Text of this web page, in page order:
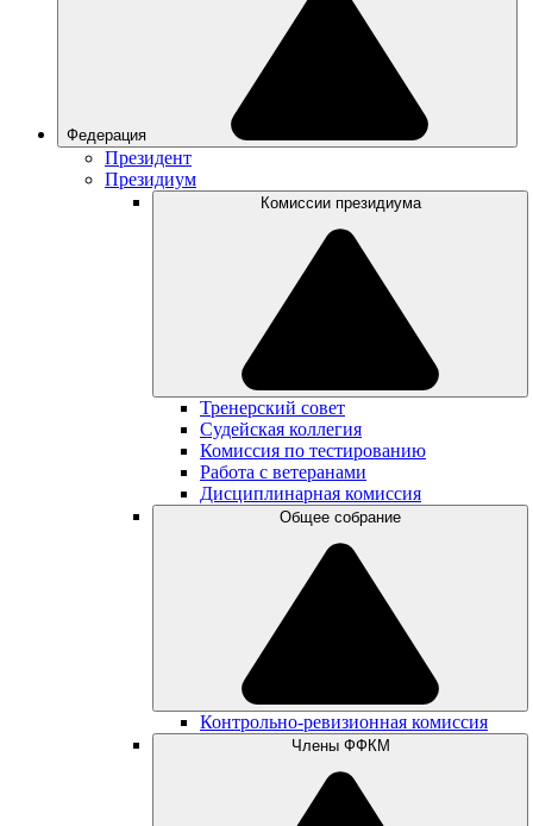
Федерация
Президент
Президиум
Комиссии президиума
Тренерский совет
Судейская коллегия
Комиссия по тестированию
Работа с ветеранами
Дисциплинарная комиссия
Общее собрание
Контрольно-ревизионная комиссия
Члены ФФКМ